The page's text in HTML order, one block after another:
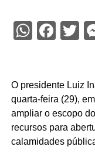
O presidente Luiz
quarta-feira (29),
ampliar o escopo
recursos para
calamidades